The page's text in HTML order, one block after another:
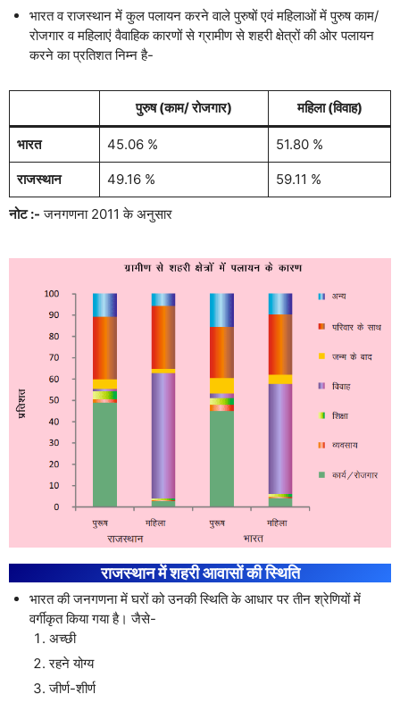
भारत व राजस्थान में कुल पलायन करने वाले पुरुषों एवं महिलाओं में पुरुष काम/
रोजगार व महिलाएं वैवाहिक कारणों से ग्रामीण से शहरी क्षेत्रों की ओर पलायन
करने का प्रतिशत निम्न है-
पुरुष (काम/ रोजगार) महिला (विवाह)
भारत 45.06 % 51.80 %
राजस्थान 49.16 % 59.11 %
नोट :- जनगणना 2011 के अनुसार
राजस्थान में शहरी आवासों की स्थिति
भारत की जनगणना में घरों को उनकी स्थिति के आधार पर तीन श्रेणियों में
वर्गीकृत किया गया है। जैसे-
अच्छी
रहने योग्य
जीर्ण-शीर्ण